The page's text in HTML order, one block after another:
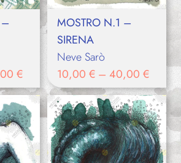
€
MOSTRO N.1 –
SIRENA
Neve Sarò
10,00 € – 40,00 €